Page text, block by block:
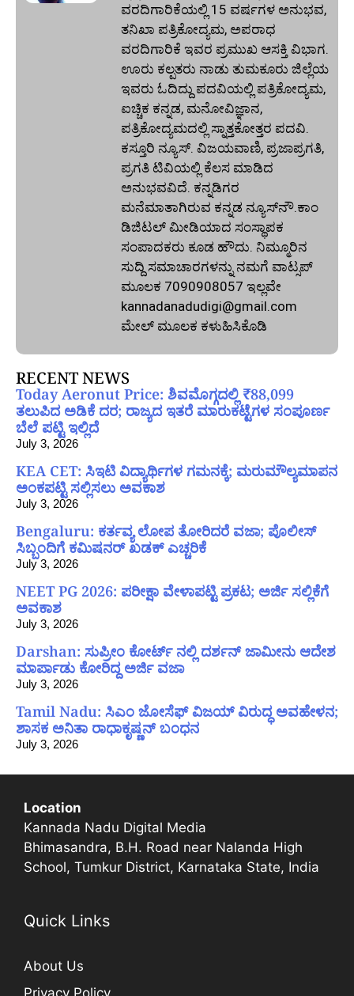
ವರದಿಗಾರಿಕೆಯಲ್ಲಿ 15 ವರ್ಷಗಳ ಅನುಭವ,
ತನಿಖಾ ಪತ್ರಿಕೋದ್ಯಮ, ಅಪರಾಧ
ವರದಿಗಾರಿಕೆ ಇವರ ಪ್ರಮುಖ ಆಸಕ್ತಿ ವಿಭಾಗ.
ಊರು ಕಲ್ಪತರು ನಾಡು ತುಮಕೂರು ಜಿಲ್ಲೆಯ
ಇವರು ಓದಿದ್ದು ಪದವಿಯಲ್ಲಿ ಪತ್ರಿಕೋದ್ಯಮ,
ಐಚ್ಚಿಕ ಕನ್ನಡ, ಮನೋವಿಜ್ಞಾನ,
ಪತ್ರಿಕೋದ್ಯಮದಲ್ಲಿ ಸ್ನಾತ್ತಕೋತ್ತರ ಪದವಿ.
ಕಸ್ತೂರಿ ನ್ಯೂಸ್‌. ವಿಜಯವಾಣಿ, ಪ್ರಜಾಪ್ರಗತಿ,
ಪ್ರಗತಿ ಟಿವಿಯಲ್ಲಿ ಕೆಲಸ ಮಾಡಿದ
ಅನುಭವವಿದೆ. ಕನ್ನಡಿಗರ
ಮನೆಮಾತಾಗಿರುವ ಕನ್ನಡ ನ್ಯೂಸ್‌ನೌ.ಕಾಂ
ಡಿಜಿಟಲ್‌ ಮೀಡಿಯಾದ ಸಂಸ್ಥಾಪಕ
ಸಂಪಾದಕರು ಕೂಡ ಹೌದು. ನಿಮ್ಮೂರಿನ
ಸುದ್ದಿ ಸಮಾಚಾರಗಳನ್ನು ನಮಗೆ ವಾಟ್ಸಪ್‌
ಮೂಲಕ 7090908057 ಇಲ್ಲವೇ
kannadanadudigi@gmail.com
ಮೇಲ್‌ ಮೂಲಕ ಕಳುಹಿಸಿಕೊಡಿ
RECENT NEWS
Today Aeronut Price: ಶಿವಮೊಗ್ಗದಲ್ಲಿ ₹88,099
ತಲುಪಿದ ಅಡಿಕೆ ದರ; ರಾಜ್ಯದ ಇತರೆ ಮಾರುಕಟ್ಟೆಗಳ ಸಂಪೂರ್ಣ
ಬೆಲೆ ಪಟ್ಟಿ ಇಲ್ಲಿದೆ
July 3, 2026
KEA CET: ಸಿಇಟಿ ವಿದ್ಯಾರ್ಥಿಗಳ ಗಮನಕ್ಕೆ; ಮರುಮೌಲ್ಯಮಾಪನ
ಅಂಕಪಟ್ಟಿ ಸಲ್ಲಿಸಲು ಅವಕಾಶ
July 3, 2026
Bengaluru: ಕರ್ತವ್ಯ ಲೋಪ ತೋರಿದರೆ ವಜಾ; ಪೊಲೀಸ್
ಸಿಬ್ಬಂದಿಗೆ ಕಮಿಷನರ್ ಖಡಕ್ ಎಚ್ಚರಿಕೆ
July 3, 2026
NEET PG 2026: ಪರೀಕ್ಷಾ ವೇಳಾಪಟ್ಟಿ ಪ್ರಕಟ; ಅರ್ಜಿ ಸಲ್ಲಿಕೆಗೆ
ಅವಕಾಶ
July 3, 2026
Darshan: ಸುಪ್ರೀಂ ಕೋರ್ಟ್ ನಲ್ಲಿ ದರ್ಶನ್ ಜಾಮೀನು ಆದೇಶ
ಮಾರ್ಪಾಡು ಕೋರಿದ್ದ ಅರ್ಜಿ ವಜಾ
July 3, 2026
Tamil Nadu: ಸಿಎಂ ಜೋಸೆಫ್ ವಿಜಯ್ ವಿರುದ್ಧ ಅವಹೇಳನ;
ಶಾಸಕ ಅನಿತಾ ರಾಧಾಕೃಷ್ಣನ್ ಬಂಧನ
July 3, 2026
Location
Kannada Nadu Digital Media
Bhimasandra, B.H. Road near Nalanda High
School, Tumkur District, Karnataka State, India
Quick Links
About Us
Privacy Policy